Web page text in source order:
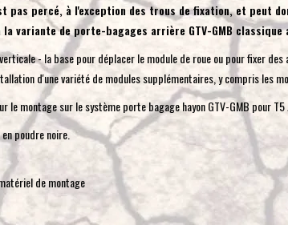
pas percé, à l'exception des trous de fixation, et peut
la variante de porte-bagages arrière GTV-GMB
- la base pour déplacer le module de roue ou pour fixer
d'une variété de modules supplémentaires, y compris les
le montage sur le système porte bagage hayon GTV-GMB pour
poudre noire.
de montage